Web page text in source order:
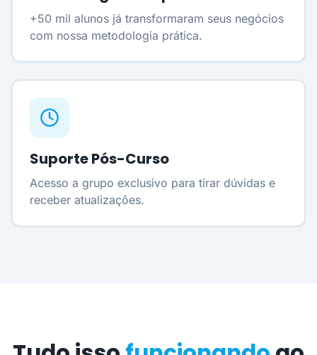
+50 mil alunos já transformaram seus negócios
com nossa metodologia prática.
Suporte Pós-Curso
Acesso a grupo exclusivo para tirar dúvidas e
receber atualizações.